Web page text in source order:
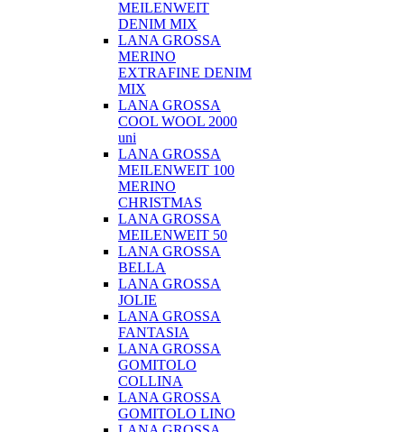
MEILENWEIT
DENIM MIX
LANA GROSSA
MERINO
EXTRAFINE DENIM
MIX
LANA GROSSA
COOL WOOL 2000
uni
LANA GROSSA
MEILENWEIT 100
MERINO
CHRISTMAS
LANA GROSSA
MEILENWEIT 50
LANA GROSSA
BELLA
LANA GROSSA
JOLIE
LANA GROSSA
FANTASIA
LANA GROSSA
GOMITOLO
COLLINA
LANA GROSSA
GOMITOLO LINO